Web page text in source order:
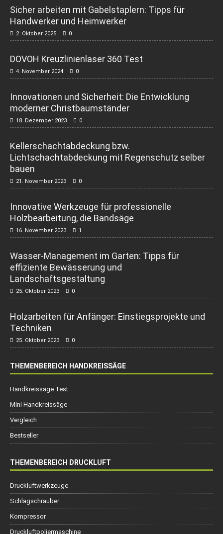
Sicher arbeiten mit Gabelstaplern: Tipps für
Handwerker und Heimwerker
2. Oktober 2025 0
DOVOH Kreuzlinienlaser 360 Test
4. November 2024 0
Innovationen und Sicherheit: Die Entwicklung
moderner Christbaumständer
18. Dezember 2023 0
Kellerschachtabdeckung bzw.
Lichtschachtabdeckung mit Regenschutz selber
bauen
21. November 2023 0
Innovative Werkzeuge für professionelle
Holzbearbeitung, die Bandsäge
16. November 2023 1
Wasser-Management im Garten: Tipps für
effiziente Bewässerung und
Landschaftsgestaltung
25. Oktober 2023 0
Holzarbeiten für Anfänger: Einstiegsprojekte und
Techniken
25. Oktober 2023 0
THEMENBEREICH HANDKREISSÄGE
Handkreissäge Test
Mini Handkreissäge
Vergleich
Bestseller
THEMENBEREICH DRUCKLUFT
Druckluftwerkzeuge
Schlagschrauber
Kompressor
Druckluftpoliermaschine